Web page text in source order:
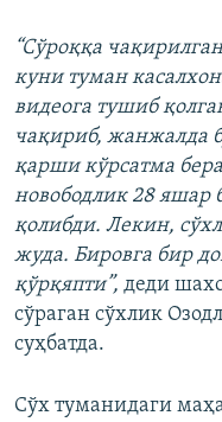
“Сўроққа
куни туман
видеога тушиб
чақириб, жанжалда
қарши кўрсатма
новободлик 28 яшар
қолибди. Лекин,
жуда. Бировга бир
қўрқяпти”, деди
сўраган сўхлик
суҳбатда.
Сўх туманидаги